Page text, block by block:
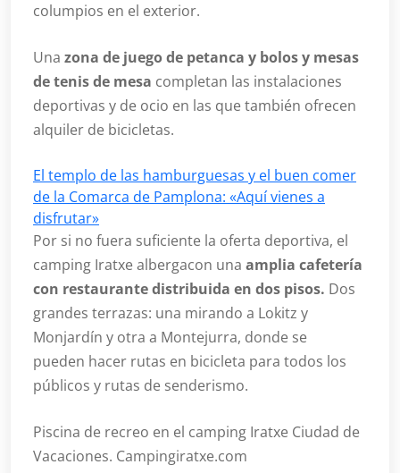
columpios en el exterior.
Una zona de juego de petanca y bolos y mesas
de tenis de mesa completan las instalaciones
deportivas y de ocio en las que también ofrecen
alquiler de bicicletas.
El templo de las hamburguesas y el buen comer
de la Comarca de Pamplona: «Aquí vienes a
disfrutar»
Por si no fuera suficiente la oferta deportiva, el
camping Iratxe albergacon una amplia cafetería
con restaurante distribuida en dos pisos. Dos
grandes terrazas: una mirando a Lokitz y
Monjardín y otra a Montejurra, donde se
pueden hacer rutas en bicicleta para todos los
públicos y rutas de senderismo.
Piscina de recreo en el camping Iratxe Ciudad de
Vacaciones. Campingiratxe.com